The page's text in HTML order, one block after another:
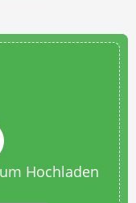
Hochladen